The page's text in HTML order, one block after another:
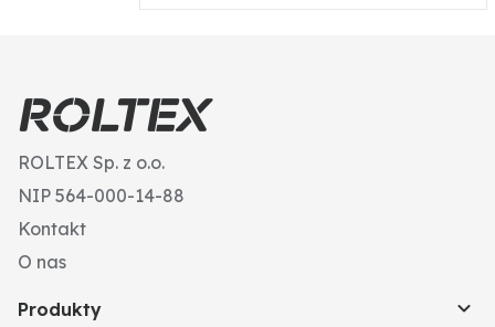
ROLTEX Sp. z o.o.
NIP 564-000-14-88
Kontakt
O nas
Produkty